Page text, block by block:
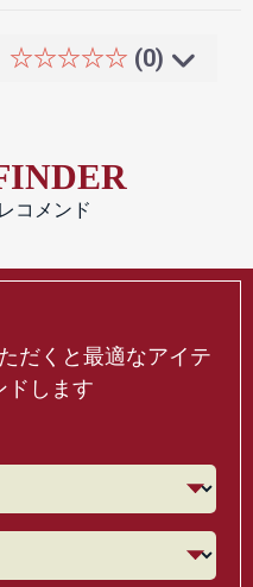
☆☆☆☆☆ (0)
コメンド
だくと最適なアイテ
ドします